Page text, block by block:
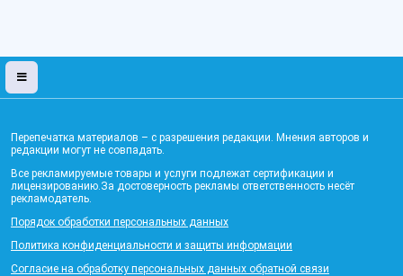
Перепечатка материалов – с разрешения редакции. Мнения авторов и
редакции могут не совпадать.
Все рекламируемые товары и услуги подлежат сертификации и
лицензированию.За достоверность рекламы ответственность несёт
рекламодатель.
Порядок обработки персональных данных
Политика конфиденциальности и защиты информации
Согласие на обработку персональных данных обратной связи